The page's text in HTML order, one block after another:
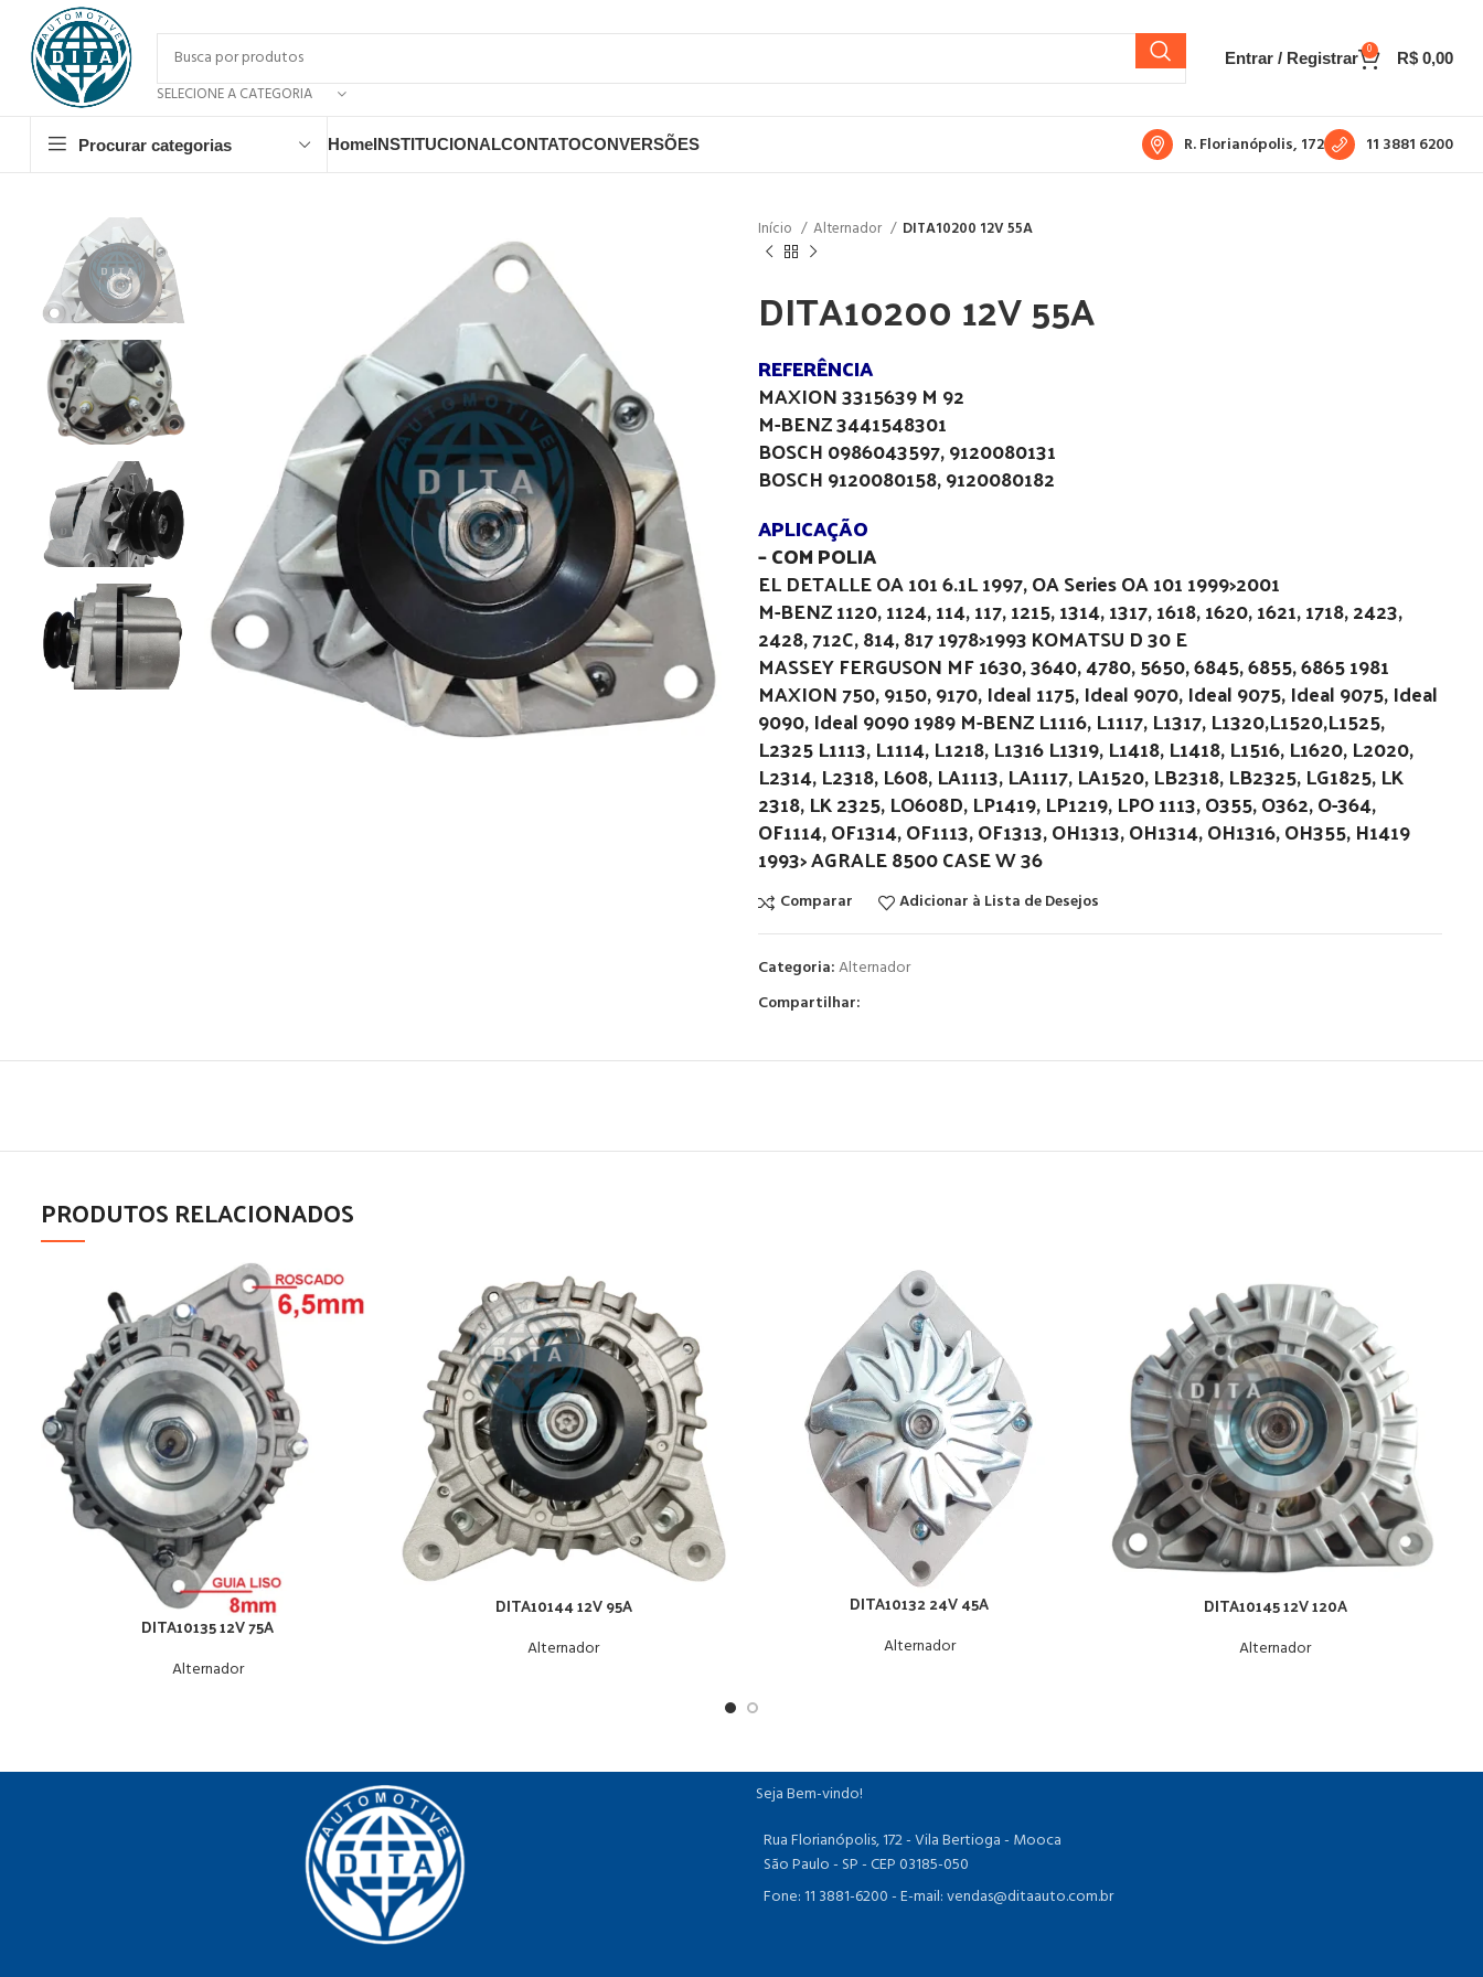
SELECIONE A CATEGORIA
Entrar / Registrar 0 R$ 0,00
Procurar categorias HomeINSTITUCIONALCONTATOCONVERSÕES R. Florianópolis, 172 11 3881 6200
Início Alternador DITA10200 12V 55A
DITA10200 12V 55A
REFERÊNCIA
MAXION 3315639 M 92
M-BENZ 3441548301
BOSCH 0986043597, 9120080131
BOSCH 9120080158, 9120080182
APLICAÇÃO
– COM POLIA
EL DETALLE OA 101 6.1L 1997, OA Series OA 101 1999>2001
M-BENZ 1120, 1124, 114, 117, 1215, 1314, 1317, 1618, 1620, 1621, 1718, 2423,
2428, 712C, 814, 817 1978>1993 KOMATSU D 30 E
MASSEY FERGUSON MF 1630, 3640, 4780, 5650, 6845, 6855, 6865 1981
MAXION 750, 9150, 9170, Ideal 1175, Ideal 9070, Ideal 9075, Ideal 9075, Ideal
9090, Ideal 9090 1989 M-BENZ L1116, L1117, L1317, L1320,L1520,L1525,
L2325 L1113, L1114, L1218, L1316 L1319, L1418, L1418, L1516, L1620, L2020,
L2314, L2318, L608, LA1113, LA1117, LA1520, LB2318, LB2325, LG1825, LK
2318, LK 2325, LO608D, LP1419, LP1219, LPO 1113, O355, O362, O-364,
OF1114, OF1314, OF1113, OF1313, OH1313, OH1314, OH1316, OH355, H1419
1993> AGRALE 8500 CASE W 36
Comparar Adicionar à Lista de Desejos
Categoria:Alternador
Compartilhar:
PRODUTOS RELACIONADOS
DITA10135 12V 75A
Alternador
DITA10144 12V 95A
Alternador
DITA10132 24V 45A
Alternador
DITA10145 12V 120A
Alternador
Seja Bem-vindo!
Rua Florianópolis, 172 - Vila Bertioga - Mooca
São Paulo - SP - CEP 03185-050
Fone: 11 3881-6200 -E-mail: vendas@ditaauto.com.br